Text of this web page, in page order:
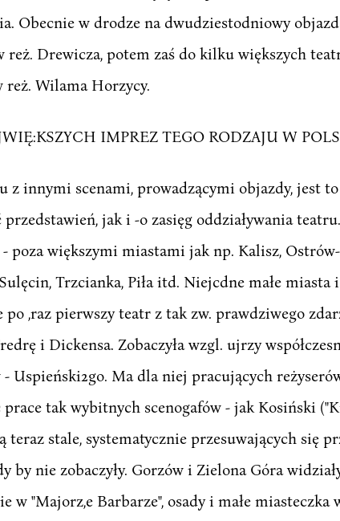
Obecnie w drodze na dwudziestodniowy
reż. Drewicza, potem zaś do kilku większych
reż. Wilama Horzycy.
IMPREZ TEGO RODZAJU W
z innymi scenami, prowadzącymi objazdy, jest
jak i -o zasięg oddziaływania
poza większymi miastami jak np. Kalisz, Ostrów-
Trzcianka, Piła itd. Niejcdne małe
,raz pierwszy teatr z tak zw. prawdziwego
i Dickensa. Zobaczyła wzgl. ujrzy
Uspieński2go. Ma dla niej pracujących
prace tak wybitnych scenogafów - jak Kosiński
teraz stale, systematycznie przesuwających się
by nie zobaczyły. Gorzów i Zielona Góra
w "Majorz,e Barbarze", osady i małe